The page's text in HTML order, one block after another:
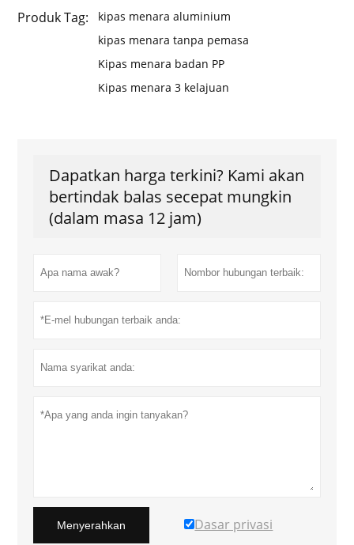
Produk Tag:
kipas menara aluminium
kipas menara tanpa pemasa
Kipas menara badan PP
Kipas menara 3 kelajuan
Dapatkan harga terkini? Kami akan
bertindak balas secepat mungkin
(dalam masa 12 jam)
Menyerahkan Dasar privasi